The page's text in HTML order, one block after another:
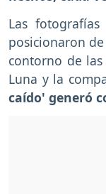
Las
posicionaron
contorno de
Luna y la
caído' generó